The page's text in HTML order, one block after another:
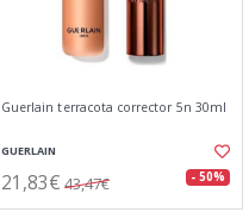
Guerlain terracota corrector 5n 30ml
GUERLAIN
21,83€ 43,47€ - 50%